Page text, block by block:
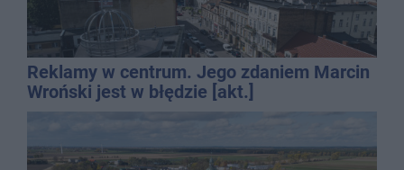
Reklamy w centrum. Jego zdaniem Marcin
Wroński jest w błędzie [akt.]